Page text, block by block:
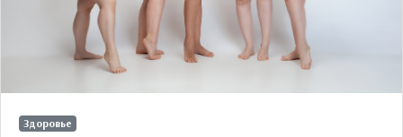
Здоровье